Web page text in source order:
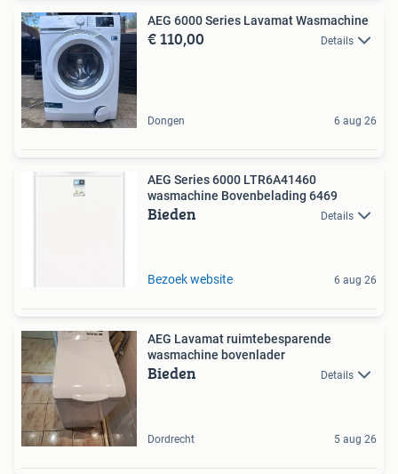
AEG 6000 Series Lavamat Wasmachine
€ 110,00 Details
Dongen 6 aug 26
AEG Series 6000 LTR6A41460
wasmachine Bovenbelading 6469
Bieden Details
Bezoek website 6 aug 26
AEG Lavamat ruimtebesparende
wasmachine bovenlader
Bieden Details
Dordrecht 5 aug 26